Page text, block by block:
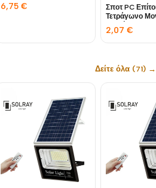
6,75 €
Σποτ PC
Τετράγωνο
Κατεύθυνσης
Γραφίτης
2,07€
Δείτε όλα (71) →